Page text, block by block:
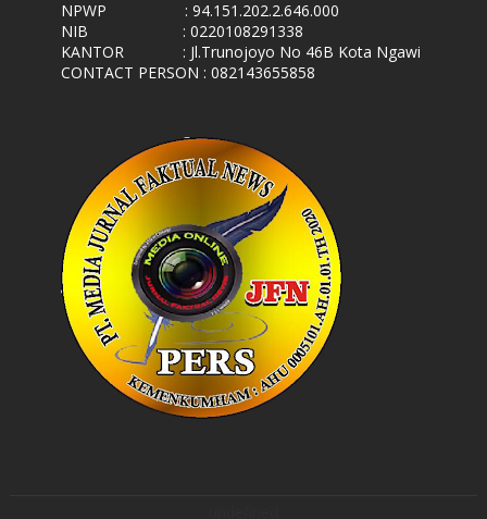
NPWP
: 94.151.202.2.646.000
NIB
: 0220108291338
KANTOR
: Jl.Trunojoyo No 46B Kota Ngawi
CONTACT PERSON : 082143655858